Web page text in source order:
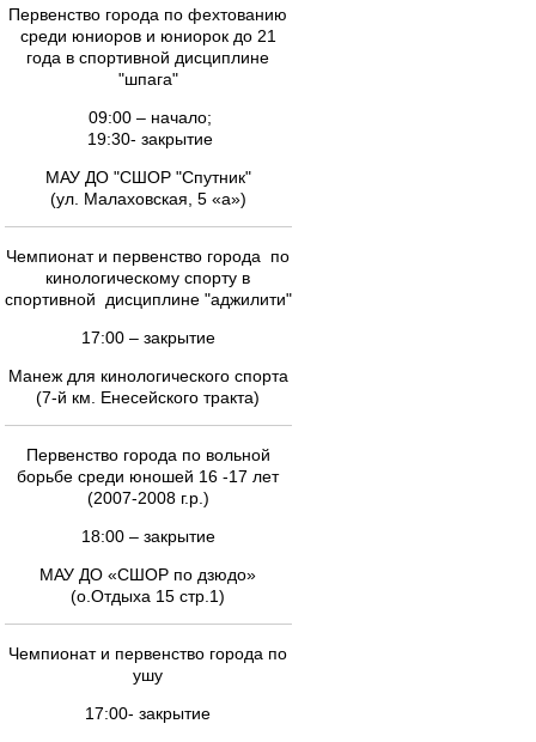
Первенство города по фехтованию
среди юниоров и юниорок до 21
года в спортивной дисциплине
"шпага"
09:00 – начало;
19:30- закрытие
МАУ ДО "СШОР "Спутник"
(ул. Малаховская, 5 «а»)
Чемпионат и первенство города по
кинологическому спорту в
спортивной дисциплине "аджилити"
17:00 – закрытие
Манеж для кинологического спорта
(7-й км. Енесейского тракта)
Первенство города по вольной
борьбе среди юношей 16 -17 лет
(2007-2008 г.р.)
18:00 – закрытие
МАУ ДО «СШОР по дзюдо»
(о.Отдыха 15 стр.1)
Чемпионат и первенство города по
ушу
17:00- закрытие